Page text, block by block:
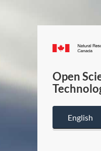
Open
English